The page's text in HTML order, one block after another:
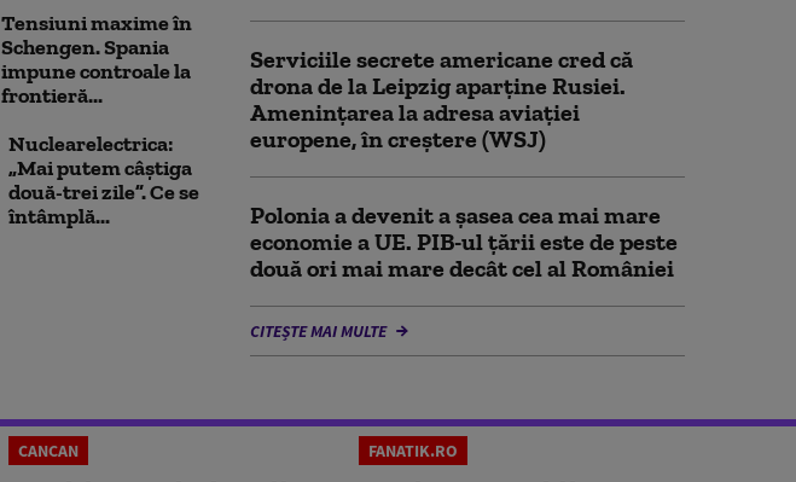
Tensiuni maxime în
Schengen. Spania
impune controale la
frontieră...
Nuclearelectrica:
„Mai putem câștiga
două-trei zile”. Ce se
întâmplă...
Serviciile secrete americane cred că
drona de la Leipzig aparține Rusiei.
Amenințarea la adresa aviației
europene, în creștere (WSJ)
Polonia a devenit a șasea cea mai mare
economie a UE. PIB-ul țării este de peste
două ori mai mare decât cel al României
CITEȘTE MAI MULTE
CANCAN FANATIK.RO